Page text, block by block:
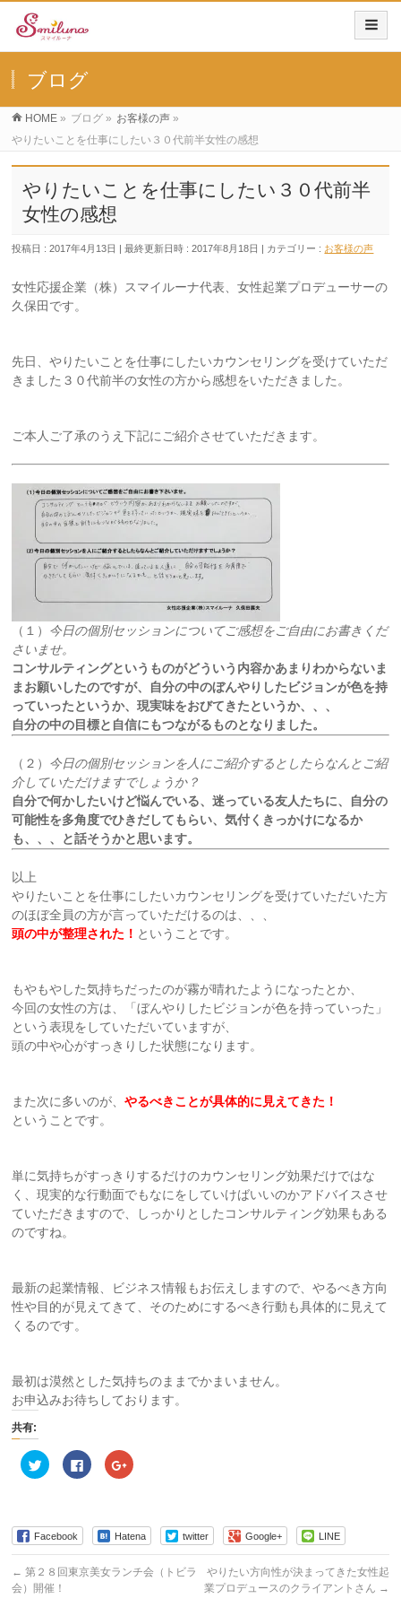
ブログ
HOME » ブログ » お客様の声 »
やりたいことを仕事にしたい３０代前半女性の感想
やりたいことを仕事にしたい３０代前半
女性の感想
投稿日 : 2017年4月13日 最終更新日時 : 2017年8月18日 カテゴリー : お客様の声
女性応援企業（株）スマイルーナ代表、女性起業プロデューサーの
久保田です。
先日、やりたいことを仕事にしたいカウンセリングを受けていただ
きました３０代前半の女性の方から感想をいただきました。
ご本人ご了承のうえ下記にご紹介させていただきます。
（１） 今日の個別セッションについてご感想をご自由にお書きくだ
さいませ。
コンサルティングというものがどういう内容かあまりわからないま
まお願いしたのですが、自分の中のぼんやりしたビジョンが色を持
っていったというか、現実味をおびてきたというか、、、
自分の中の目標と自信にもつながるものとなりました。
（２） 今日の個別セッションを人にご紹介するとしたらなんとご紹
介していただけますでしょうか？
自分で何かしたいけど悩んでいる、迷っている友人たちに、自分の
可能性を多角度でひきだしてもらい、気付くきっかけになるか
も、、、と話そうかと思います。
以上
やりたいことを仕事にしたいカウンセリングを受けていただいた方
のほぼ全員の方が言っていただけるのは、、、
頭の中が整理された！ ということです。
もやもやした気持ちだったのが霧が晴れたようになったとか、
今回の女性の方は、「ぼんやりしたビジョンが色を持っていった」
という表現をしていただいていますが、
頭の中や心がすっきりした状態になります。
また次に多いのが、やるべきことが具体的に見えてきた！
ということです。
単に気持ちがすっきりするだけのカウンセリング効果だけではな
く、現実的な行動面でもなにをしていけばいいのかアドバイスさせ
ていただきますので、しっかりとしたコンサルティング効果もある
のですね。
最新の起業情報、ビジネス情報もお伝えしますので、やるべき方向
性や目的が見えてきて、そのためにするべき行動も具体的に見えて
くるのです。
最初は漠然とした気持ちのままでかまいません。
お申込みお待ちしております。
共有:
ク
リ
Twitter
で
共
有
(新
し
い
Facebook
で
に
ク
リ
ッ
ク
ク
リ
Google+
で
共
有
(新
し
Facebook Hatena twitter Google+ LINE
← 第２８回東京美女ランチ会（トビラ
会）開催！
やりたい方向性が決まってきた女性起
業プロデュースのクライアントさん →